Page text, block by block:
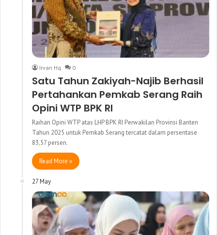
Irvan Hq 0
Satu Tahun Zakiyah-Najib Berhasil
Pertahankan Pemkab Serang Raih
Opini WTP BPK RI
Raihan Opini WTP atas LHP BPK RI Perwakilan Provinsi Banten
Tahun 2025 untuk Pemkab Serang tercatat dalam persentase
83,57 persen.
Read More »
27 May